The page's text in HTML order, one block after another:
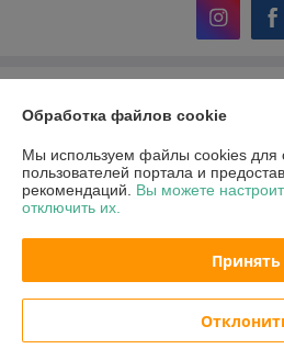
Физкультурная д. 26А пом. 6., Минск,
Регистрационный номер ЕГР: 191664851
Регистрационный орган: Минский
Местонахождение книги жалоб и
этаж.
Обработка файлов cookie
Мы используем файлы cookies для
пользователей портала и
рекомендаций. Вы можете
отключить их.
Принять